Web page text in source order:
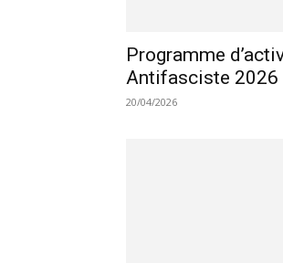
Programme
Antifasciste 2026
20/04/2026